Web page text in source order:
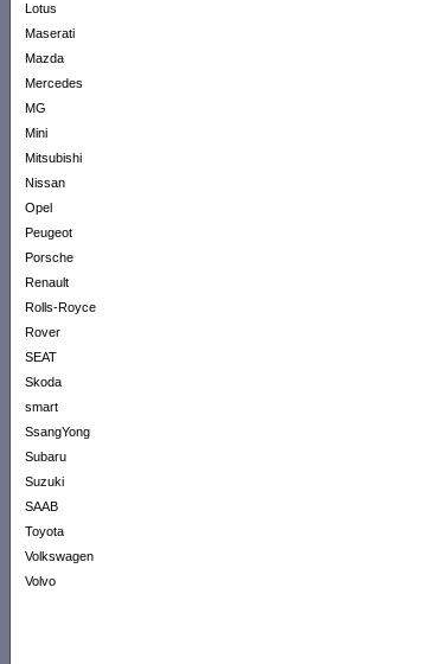
Lotus
Maserati
Mazda
Mercedes
MG
Mini
Mitsubishi
Nissan
Opel
Peugeot
Porsche
Renault
Rolls-Royce
Rover
SEAT
Skoda
smart
SsangYong
Subaru
Suzuki
SAAB
Toyota
Volkswagen
Volvo